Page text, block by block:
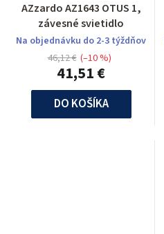
AZzardo AZ1643 OTUS 1,
závesné svietidlo
Na objednávku do 2-3 týždňov
41,51 €
46,12 € (–10 %)
DO KOŠÍKA